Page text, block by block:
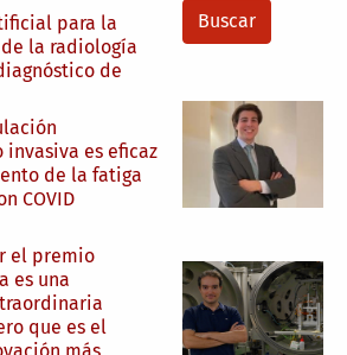
para la
la radiología
de
invasiva es eficaz
de la fatiga
COVID
el premio
es una
que es el